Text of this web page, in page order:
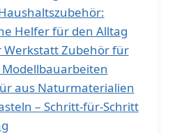
Helfer für den Alltag
Werkstatt Zubehör für
Modellbauarbeiten
aus Naturmaterialien
– Schritt-für-Schritt